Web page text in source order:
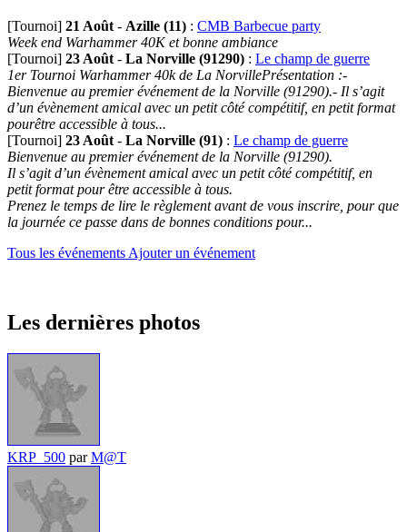
[Tournoi] 21 Août - Azille (11) : CMB Barbecue party
Week end Warhammer 40K et bonne ambiance
[Tournoi] 23 Août - La Norville (91290) : Le champ de guerre
1er Tournoi Warhammer 40k de La NorvillePrésentation :-
Bienvenue au premier événement de la Norville (91290).- Il s’agit
d’un évènement amical avec un petit côté compétitif, en petit format
pourêtre accessible à tous...
[Tournoi] 23 Août - La Norville (91) : Le champ de guerre
Bienvenue au premier événement de la Norville (91290).
Il s’agit d’un évènement amical avec un petit côté compétitif, en
petit format pour être accessible à tous.
Prenez le temps de lire le règlement avant de vous inscrire, pour que
la journée ce passe dans de bonnes conditions pour...
Tous les événements Ajouter un événement
Les dernières photos
KRP_500 parM@T